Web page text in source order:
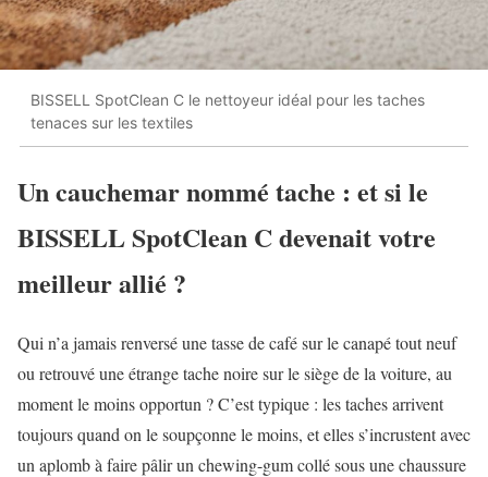
BISSELL SpotClean C le nettoyeur idéal pour les taches
tenaces sur les textiles
Un cauchemar nommé tache : et si le
BISSELL SpotClean C devenait votre
meilleur allié ?
Qui n’a jamais renversé une tasse de café sur le canapé tout neuf
ou retrouvé une étrange tache noire sur le siège de la voiture, au
moment le moins opportun ? C’est typique : les taches arrivent
toujours quand on le soupçonne le moins, et elles s’incrustent avec
un aplomb à faire pâlir un chewing-gum collé sous une chaussure